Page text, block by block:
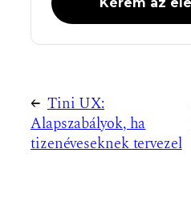
← Tini UX:
Alapszabályok, ha
tizenéveseknek tervezel